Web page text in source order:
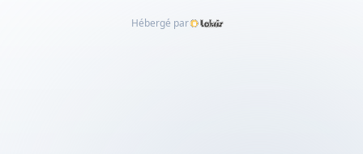
Hébergé par